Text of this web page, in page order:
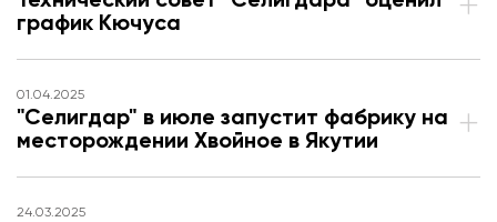
график Кючуса
01.04.2025
"Селигдар" в июле запустит фабрику на
месторождении Хвойное в Якутии
24.03.2025